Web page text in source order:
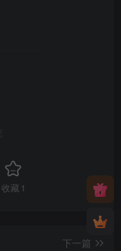
收藏 1
下一篇